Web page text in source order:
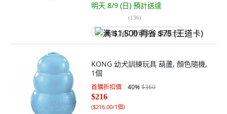
明天 8/9 (日) 預計送達
(136)
满 $1,500 再省 $75 (王道卡)
KONG 幼犬訓練玩具 葫蘆, 顏色隨機,
1個
首購折扣價 40%$360
$216
($216.00/1個)